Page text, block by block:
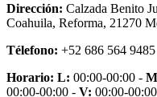
Dirección: Calzada Benito
Coahuila, Reforma, 21270
Télefono: +52 686 564 9485
Horario: L: 00:00-00:00 -
00:00-00:00 - V: 00:00-